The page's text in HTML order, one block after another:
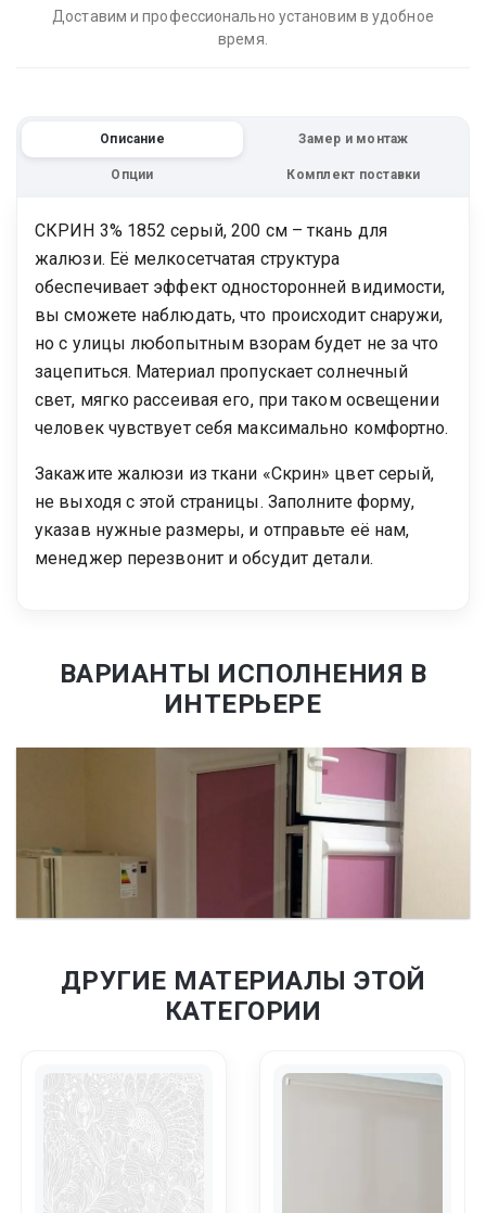
Доставим и профессионально установим в удобное
время.
Описание Замер и монтаж
Опции Комплект поставки
СКРИН 3% 1852 серый, 200 см – ткань для
жалюзи. Её мелкосетчатая структура
обеспечивает эффект односторонней видимости,
вы сможете наблюдать, что происходит снаружи,
но с улицы любопытным взорам будет не за что
зацепиться. Материал пропускает солнечный
свет, мягко рассеивая его, при таком освещении
человек чувствует себя максимально комфортно.
Закажите жалюзи из ткани «Скрин» цвет серый,
не выходя с этой страницы. Заполните форму,
указав нужные размеры, и отправьте её нам,
менеджер перезвонит и обсудит детали.
ВАРИАНТЫ ИСПОЛНЕНИЯ В
ИНТЕРЬЕРЕ
ДРУГИЕ МАТЕРИАЛЫ ЭТОЙ
КАТЕГОРИИ